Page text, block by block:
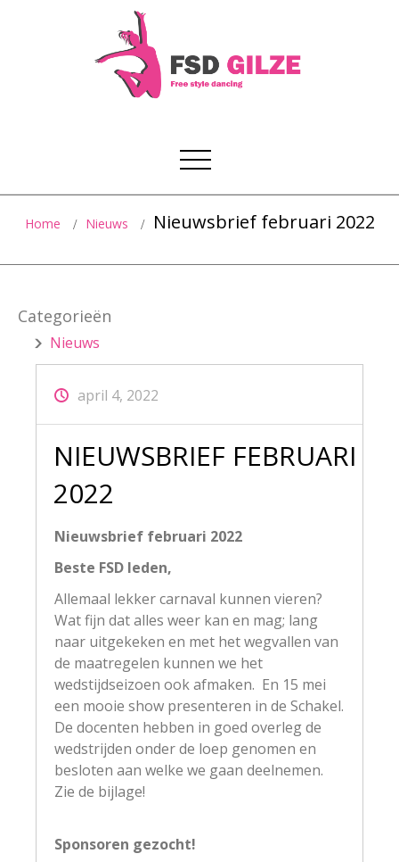
Home Nieuws Nieuwsbrief februari 2022
Categorieën
Nieuws
april 4, 2022
NIEUWSBRIEF FEBRUARI
2022
Nieuwsbrief februari 2022
Beste FSD leden,
Allemaal lekker carnaval kunnen vieren?
Wat fijn dat alles weer kan en mag; lang
naar uitgekeken en met het wegvallen van
de maatregelen kunnen we het
wedstijdseizoen ook afmaken. En 15 mei
een mooie show presenteren in de Schakel.
De docenten hebben in goed overleg de
wedstrijden onder de loep genomen en
besloten aan welke we gaan deelnemen.
Zie de bijlage!
Sponsoren gezocht!